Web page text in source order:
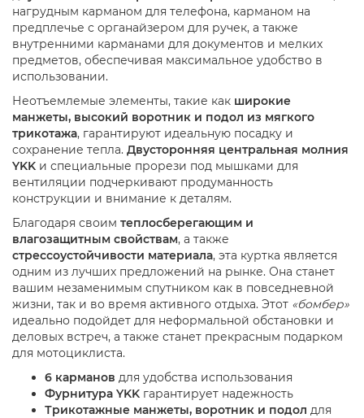
нагрудным карманом для телефона, карманом на
предплечье с органайзером для ручек, а также
внутренними карманами для документов и мелких
предметов, обеспечивая максимальное удобство в
использовании.
Неотъемлемые элементы, такие как широкие
манжеты, высокий воротник и подол из мягкого
трикотажа, гарантируют идеальную посадку и
сохранение тепла. Двусторонняя центральная молния
YKK и специальные прорези под мышками для
вентиляции подчеркивают продуманность
конструкции и внимание к деталям.
Благодаря своим теплосберегающим и
влагозащитным свойствам, а также
стрессоустойчивости материала, эта куртка является
одним из лучших предложений на рынке. Она станет
вашим незаменимым спутником как в повседневной
жизни, так и во время активного отдыха. Этот «бомбер»
идеально подойдет для неформальной обстановки и
деловых встреч, а также станет прекрасным подарком
для мотоциклиста.
6 карманов для удобства использования
Фурнитура YKK гарантирует надежность
Трикотажные манжеты, воротник и подол для